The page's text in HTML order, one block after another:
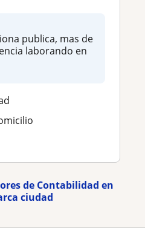
publica, mas de
laborando en
de Contabilidad en
ciudad